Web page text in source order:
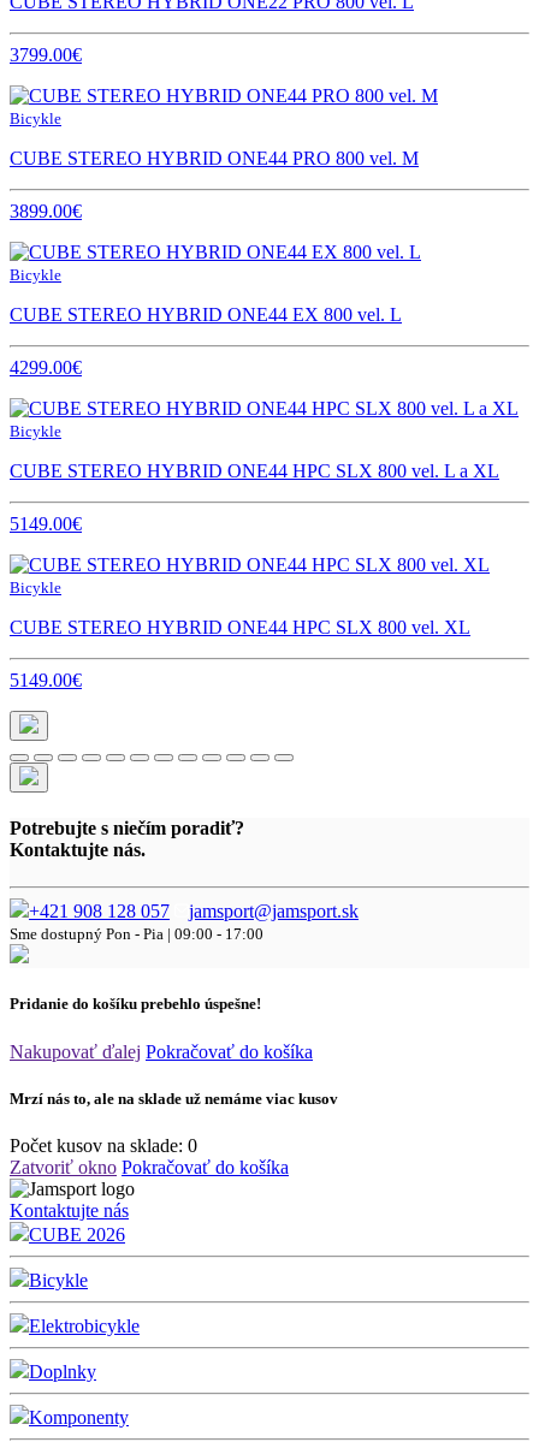
3799.00€
Bicykle
CUBE STEREO HYBRID ONE44 PRO 800 vel. M
3899.00€
Bicykle
CUBE STEREO HYBRID ONE44 EX 800 vel. L
4299.00€
Bicykle
CUBE STEREO HYBRID ONE44 HPC SLX 800 vel. L a XL
5149.00€
Bicykle
CUBE STEREO HYBRID ONE44 HPC SLX 800 vel. XL
5149.00€
Potrebujte s niečím poradiť?
Kontaktujte nás.
+421 908 128 057 jamsport@jamsport.sk
Sme dostupný Pon - Pia | 09:00 - 17:00
Pridanie do košíku prebehlo úspešne!
Nakupovať ďalej Pokračovať do košíka
Mrzí nás to, ale na sklade už nemáme viac kusov
Počet kusov na sklade: 0
Zatvoriť okno Pokračovať do košíka
Kontaktujte nás
CUBE 2026
Bicykle
Elektrobicykle
Doplnky
Komponenty